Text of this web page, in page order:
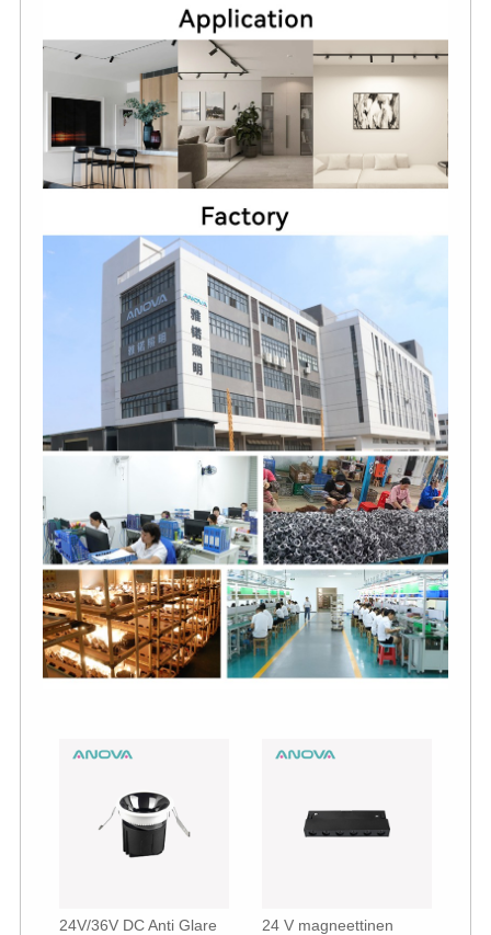
24V/36V DC Anti Glare
24 V magneettinen